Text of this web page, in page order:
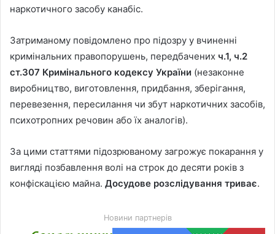
наркотичного засобу канабіс.
Затриманому повідомлено про підозру у вчиненні
кримінальних правопорушень, передбачених ч.1, ч.2
ст.307 Кримінального кодексу України (незаконне
виробництво, виготовлення, придбання, зберігання,
перевезення, пересилання чи збут наркотичних засобів,
психотропних речовин або їх аналогів).
За цими статтями підозрюваному загрожує покарання у
вигляді позбавлення волі на строк до десяти років з
конфіскацією майна. Досудове розслідування триває.
Новини партнерів